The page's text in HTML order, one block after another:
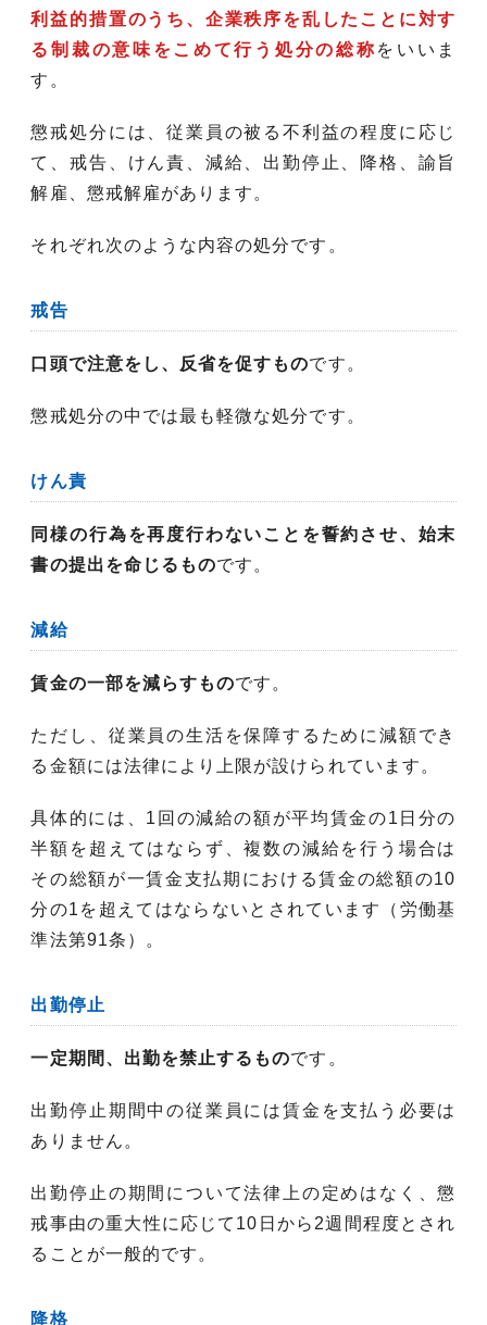
利益的措置のうち、企業秩序を乱したことに対す
る制裁の意味をこめて行う処分の総称をいいま
す。
懲戒処分には、従業員の被る不利益の程度に応じ
て、戒告、けん責、減給、出勤停止、降格、諭旨
解雇、懲戒解雇があります。
それぞれ次のような内容の処分です。
戒告
口頭で注意をし、反省を促すものです。
懲戒処分の中では最も軽微な処分です。
けん責
同様の行為を再度行わないことを誓約させ、始末
書の提出を命じるものです。
減給
賃金の一部を減らすものです。
ただし、従業員の生活を保障するために減額でき
る金額には法律により上限が設けられています。
具体的には、1回の減給の額が平均賃金の1日分の
半額を超えてはならず、複数の減給を行う場合は
その総額が一賃金支払期における賃金の総額の10
分の1を超えてはならないとされています（労働基
準法第91条）。
出勤停止
一定期間、出勤を禁止するものです。
出勤停止期間中の従業員には賃金を支払う必要は
ありません。
出勤停止の期間について法律上の定めはなく、懲
戒事由の重大性に応じて10日から2週間程度とされ
ることが一般的です。
降格